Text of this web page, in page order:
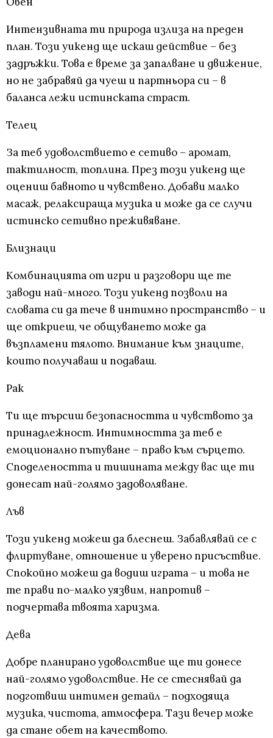
Интензивната ти природа излиза на преден
план. Този уикенд ще искаш действие – без
задръжки. Това е време за запалване и движение,
но не забравяй да чуеш и партньора си – в
баланса лежи истинската страст.
Телец
За теб удоволствието е сетиво – аромат,
тактилност, топлина. През този уикенд ще
оцениш бавното и чувствено. Добави малко
масаж, релаксираща музика и може да се случи
истинско сетивно преживяване.
Близнаци
Комбинацията от игри и разговори ще те
заводи най-много. Този уикенд позволи на
словата си да тече в интимно пространство – и
ще откриеш, че общуването може да
възпламени тялото. Внимание към знаците,
които получаваш и подаваш.
Рак
Ти ще търсиш безопасността и чувството за
принадлежност. Интимността за теб е
емоционално пътуване – право към сърцето.
Споделеността и тишината между вас ще ти
донесат най-голямо задоволяване.
Лъв
Този уикенд можеш да блеснеш. Забавлявай се с
флиртуване, отношение и уверено присъствие.
Спокойно можеш да водиш играта – и това не
те прави по-малко уязвим, напротив –
подчертава твоята харизма.
Дева
Добре планирано удоволствие ще ти донесе
най-голямо удоволствие. Не се стеснявай да
подготвиш интимен детайл – подходяща
музика, чистота, атмосфера. Тази вечер може
да стане обет на качеството.